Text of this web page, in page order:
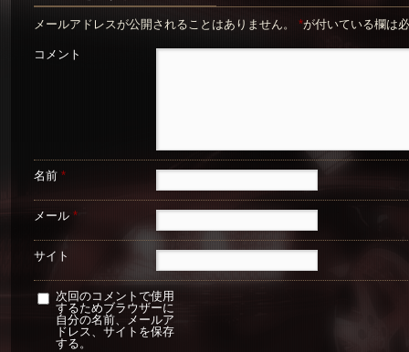
メールアドレスが公開されることはありません。 *が付いている欄は
コメント
名前 *
メール *
サイト
次回のコメントで使用
するためブラウザーに
自分の名前、メールア
ドレス、サイトを保存
する。